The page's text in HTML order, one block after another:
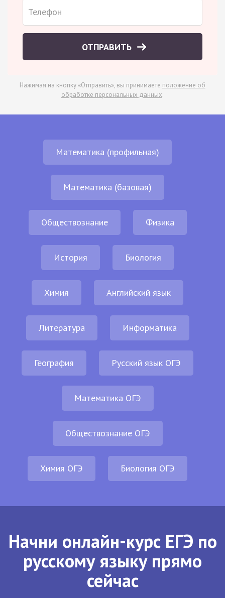
ОТПРАВИТЬ
Нажимая на кнопку «Отправить», вы принимаете положение об
обработке персональных данных.
Математика (профильная)
Математика (базовая)
Обществознание Физика
История Биология
Химия Английский язык
Литература Информатика
География Русский язык ОГЭ
Математика ОГЭ
Обществознание ОГЭ
Химия ОГЭ Биология ОГЭ
Начни онлайн-курс ЕГЭ по
русскому языку прямо
сейчас